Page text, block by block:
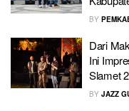
BY
Dari
Ini
Slamet
BY JAZZ